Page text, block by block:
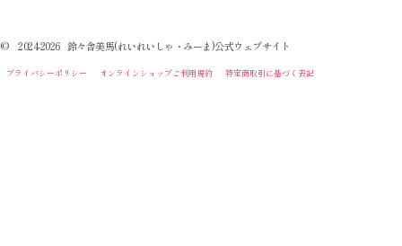
© 2024-2026 鈴々舎美馬(れいれいしゃ・みーま)公式ウェブサイト
プライバシーポリシー オンラインショップご利用規約 特定商取引に基づく表記